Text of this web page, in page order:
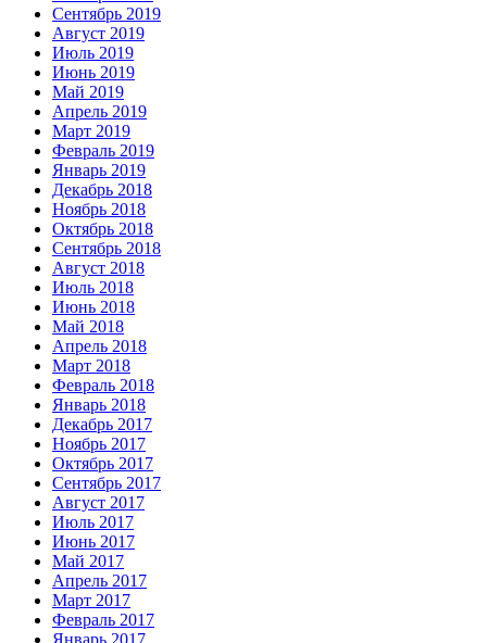
Сентябрь 2019
Август 2019
Июль 2019
Июнь 2019
Май 2019
Апрель 2019
Март 2019
Февраль 2019
Январь 2019
Декабрь 2018
Ноябрь 2018
Октябрь 2018
Сентябрь 2018
Август 2018
Июль 2018
Июнь 2018
Май 2018
Апрель 2018
Март 2018
Февраль 2018
Январь 2018
Декабрь 2017
Ноябрь 2017
Октябрь 2017
Сентябрь 2017
Август 2017
Июль 2017
Июнь 2017
Май 2017
Апрель 2017
Март 2017
Февраль 2017
Январь 2017